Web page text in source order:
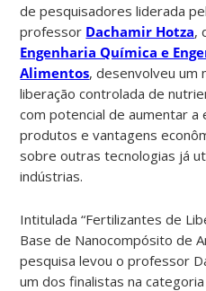
de pesquisadores liderada
professor Dachamir Hotza,
Engenharia Química e
Alimentos, desenvolveu um
liberação controlada de
com potencial de aumentar a
produtos e vantagens
sobre outras tecnologias já
indústrias.
Intitulada “Fertilizantes de
Base de Nanocompósito de
pesquisa levou o professor
um dos finalistas na categoria